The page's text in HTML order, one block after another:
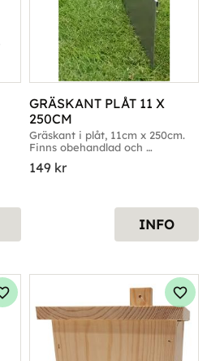
GRÄSKANT PLÅT 11 X
250CM
Gräskant i plåt, 11cm x 250cm.
Finns obehandlad och
149 kr
INFO
Lägg till i favoriter